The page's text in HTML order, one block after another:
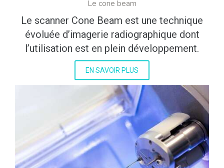
Le cone beam
Le scanner Cone Beam est une technique
évoluée d’imagerie radiographique dont
l’utilisation est en plein développement.
EN SAVOIR PLUS